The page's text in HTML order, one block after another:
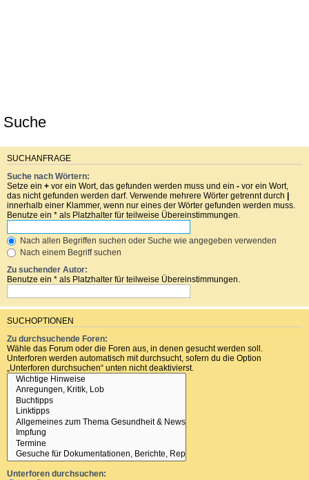
Suche
SUCHANFRAGE
Suche nach Wörtern:
Setze ein + vor ein Wort, das gefunden werden muss und ein - vor ein Wort,
das nicht gefunden werden darf. Verwende mehrere Wörter getrennt durch |
innerhalb einer Klammer, wenn nur eines der Wörter gefunden werden muss.
Benutze ein * als Platzhalter für teilweise Übereinstimmungen.
Nach allen Begriffen suchen oder Suche wie angegeben verwenden
Nach einem Begriff suchen
Zu suchender Autor:
Benutze ein * als Platzhalter für teilweise Übereinstimmungen.
SUCHOPTIONEN
Zu durchsuchende Foren:
Wähle das Forum oder die Foren aus, in denen gesucht werden soll.
Unterforen werden automatisch mit durchsucht, sofern du die Option
„Unterforen durchsuchen“ unten nicht deaktivierst.
Unterforen durchsuchen: